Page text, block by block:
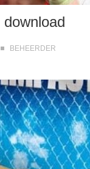
BEHEERDER